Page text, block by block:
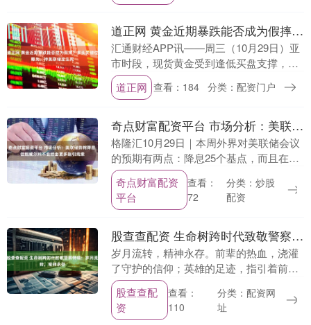
道正网 黄金近期暴跌能否成为假摔？多头关键位曝光，待美联储定生死
汇通财经APP讯——周三（10月29日）亚
市时段，现货黄金受到逢低买盘支撑，涨
幅约0.60%，交投于3975美元/盎司附近。
此前金价曾连续三个交易日下跌，跌幅
道正网 查看：184 分类：配资门户
奇点财富配资平台 市场分析：美联储势将降息 但鲍威尔料不会给出更多指引线索
格隆汇10月29日｜本周外界对美联储会议
的预期有两点：降息25个基点，而且在决
策者对未来利率路径分歧加剧的情况下，
主席杰罗姆·鲍威尔几乎不会给出指引线
索。鲍威尔....
奇点财富配资
平台
查看：
72
分类：炒股
配资
股查查配资 生命树跨时代致敬警察特辑：岁月流转，精神永存
岁月流转，精神永存。前辈的热血，浇灌
了守护的信仰；英雄的足迹，指引着前行
的方向。巡山队接下接力棒，循着前辈的
道路，继续奔赴每一寸荒原。致敬那些过
去、现在、未来守....
股查查配
资
查看：
110
分类：配资网
址